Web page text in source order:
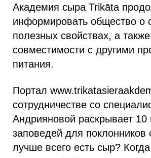
Академия сыра Trikāta
информировать общество о
полезных свойствах, а
совместимости с другими
питания.
Портал
сотрудничестве со
Андрияновой раскрывает
заповедей для
лучше всего есть сыр?